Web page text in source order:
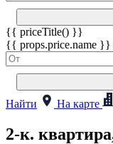
{{ priceTitle() }}
{{ props.price.name }}
Найти
На карте
2-к.